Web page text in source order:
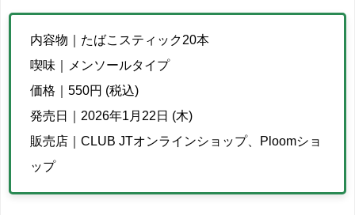
内容物｜たばこスティック20本
喫味｜メンソールタイプ
価格｜550円 (税込)
発売日｜2026年1月22日 (木)
販売店｜CLUB JTオンラインショップ、Ploomショ
ップ